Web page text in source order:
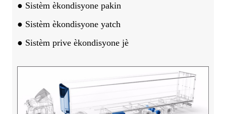
● Sistèm èkondisyone pakin
● Sistèm èkondisyone yatch
● Sistèm prive èkondisyone jè